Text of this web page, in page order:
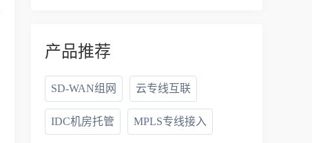
产品推荐
SD-WAN组网 云专线互联
IDC机房托管 MPLS专线接入